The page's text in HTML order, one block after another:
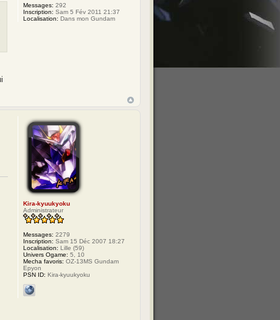
Messages: 292
Inscription: Sam 5 Fév 2011 21:37
Localisation: Dans mon Gundam
Kira-kyuukyoku
Administrateur
Messages: 2279
Inscription: Sam 15 Déc 2007 18:27
Localisation: Lille (59)
Univers Ogame: 5, 10
Mecha favoris: OZ-13MS Gundam
Epyon
PSN ID: Kira-kyuukyoku